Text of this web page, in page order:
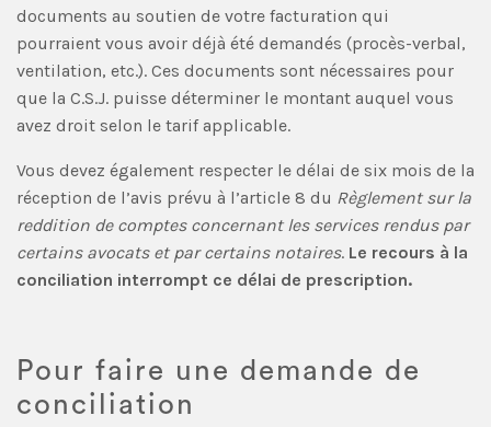
documents au soutien de votre facturation qui
pourraient vous avoir déjà été demandés (procès-verbal,
ventilation, etc.). Ces documents sont nécessaires pour
que la C.S.J. puisse déterminer le montant auquel vous
avez droit selon le tarif applicable.
Vous devez également respecter le délai de six mois de la
réception de l’avis prévu à l’article 8 du Règlement sur la
reddition de comptes concernant les services rendus par
certains avocats et par certains notaires. Le recours à la
conciliation interrompt ce délai de prescription.
Pour faire une demande de
conciliation